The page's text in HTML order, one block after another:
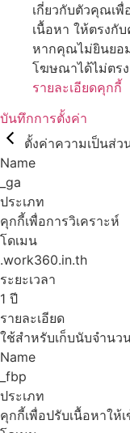
เกี่ยวกับตัวคุณเพื่
เนื้อหา ให้ตรงกั
หากคุณไม่ยินยอม
โฆษณาได้ไม่ตร
รายละเอียดคุกกี้
บันทึกการตั้งค่า
ตั้งค่าความเป็นส่ว
Name
_ga
ประเภท
คุกกี้เพื่อการวิเคราะห์
โดเมน
.work360.in.th
ระยะเวลา
1 ปี
รายละเอียด
ใช้สำหรับเก็บนับจำนว
Name
_fbp
ประเภท
คุกกี้เพื่อปรับเนื้อหาให้